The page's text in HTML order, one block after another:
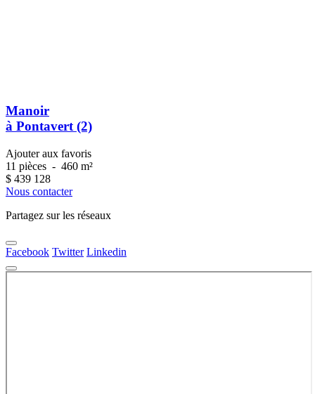
Manoir
à Pontavert (2)
Ajouter aux favoris
11 pièces - 460 m²
$ 439 128
Nous contacter
Partagez sur les réseaux
Facebook Twitter Linkedin